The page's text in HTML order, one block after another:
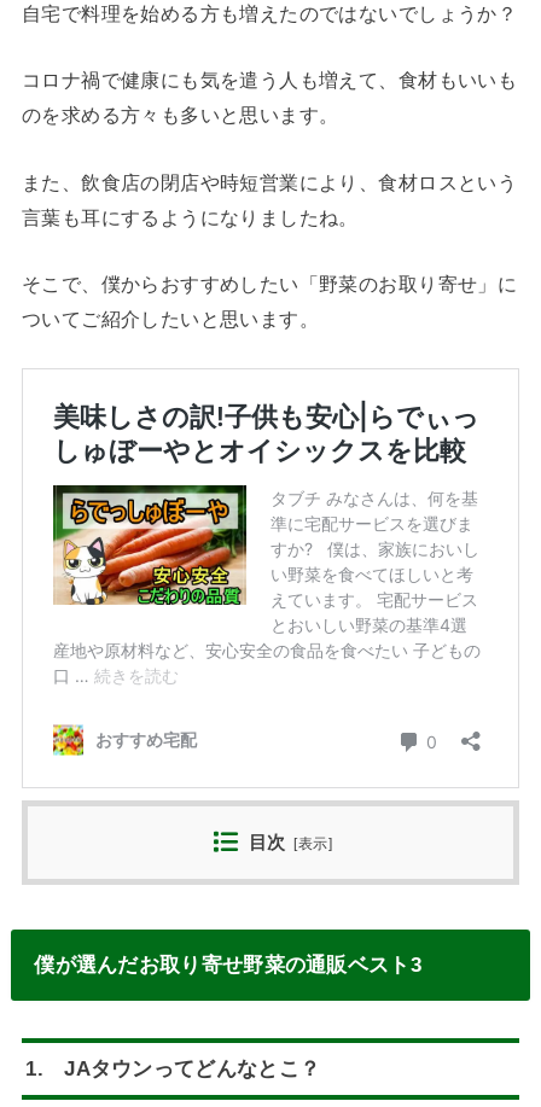
自宅で料理を始める方も増えたのではないでしょうか？
コロナ禍で健康にも気を遣う人も増えて、食材もいいも
のを求める方々も多いと思います。
また、飲食店の閉店や時短営業により、食材ロスという
言葉も耳にするようになりましたね。
そこで、僕からおすすめしたい「野菜のお取り寄せ」に
ついてご紹介したいと思います。
目次 [表示]
僕が選んだお取り寄せ野菜の通販ベスト3
1. JAタウンってどんなとこ？